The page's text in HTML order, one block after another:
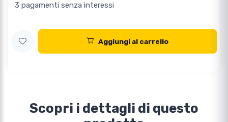
3 pagamenti senza interessi
Aggiungi al carrello
Scopri i dettagli di questo